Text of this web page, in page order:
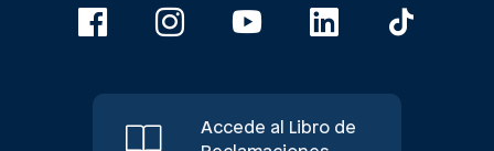
Accede al Libro de